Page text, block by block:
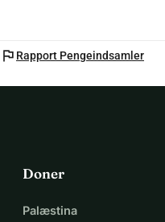
flag Rapport Pengeindsamler
Doner
Palæstina